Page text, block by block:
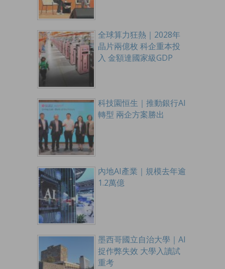
全球算力狂熱｜2028年
晶片兩億枚 科企重本投
入 金額達國家級GDP
科技園恒生｜推動銀行AI
轉型 兩企方案勝出
內地AI產業｜規模去年逾
1.2萬億
墨西哥國立自治大學｜AI
捉作弊失效 大學入讀試
重考